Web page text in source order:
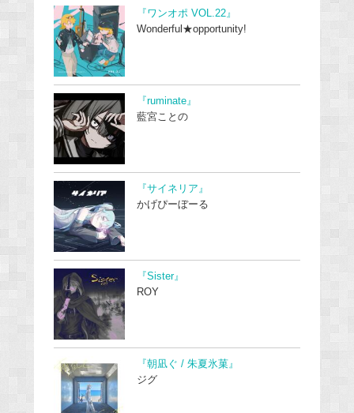
『ワンオポ VOL.22』
Wonderful★opportunity!
『ruminate』
藍宮ことの
『サイネリア』
かげぴーぼーる
『Sister』
ROY
『朝凪ぐ / 朱夏氷菓』
ジグ